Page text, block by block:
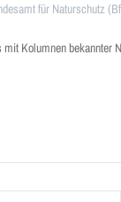
für Naturschutz
Kolumnen